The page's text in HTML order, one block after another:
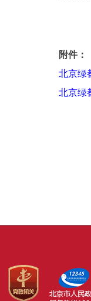
附件：
北京绿
北京绿